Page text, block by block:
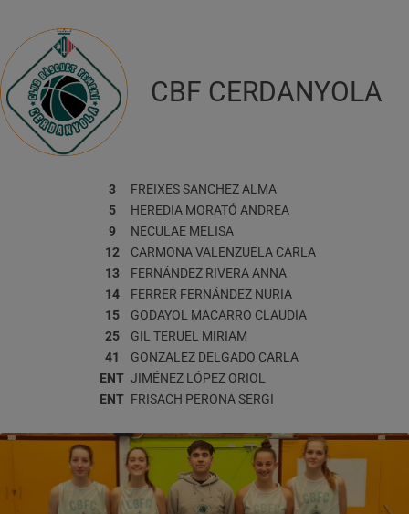
CBF CERDANYOLA
3 FREIXES SANCHEZ ALMA
5
HEREDIA MORATÓ ANDREA
9
NECULAE MELISA
12
CARMONA VALENZUELA CARLA
13
FERNÁNDEZ RIVERA ANNA
14
FERRER FERNÁNDEZ NURIA
15
GODAYOL MACARRO CLAUDIA
25
GIL TERUEL MIRIAM
41
GONZALEZ DELGADO CARLA
ENT JIMÉNEZ LÓPEZ ORIOL
ENT FRISACH PERONA SERGI